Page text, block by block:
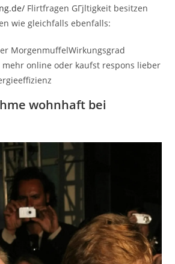
Flirtfragen GГјltigkeit besitzen
wie gleichfalls ebenfalls:
MorgenmuffelWirkungsgrad
mehr online oder kaufst respons lieber
wohnhaft bei